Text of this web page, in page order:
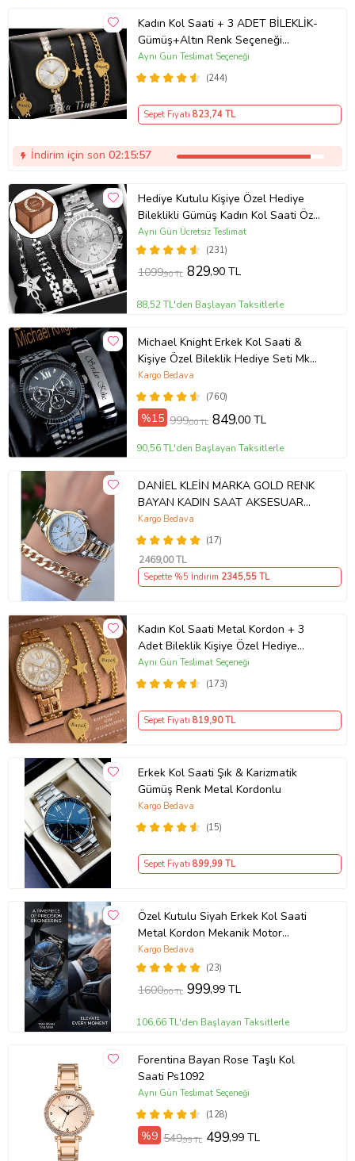
Kadın Kol Saati + 3 ADET BİLEKLİK-
Gümüş+Altın Renk Seçeneği
ayarlanabilir kordon Kadın Kol Saati
BİLEKLİK HEDİYE Altın Renk - Kız
(244)
Aynı Gün Teslimat Seçeneği
Sepet Fiyatı 823,74 TL
İndirim için son 02:15:57
Hediye Kutulu Kişiye Özel Hediye
Bileklikli Gümüş Kadın Kol Saati Özel
Kutusunda (Gümüş)
(231)
Aynı Gün Ücretsiz Teslimat
1099,90 TL 829,90 TL
88,52 TL'den Başlayan Taksitlerle
Michael Knight Erkek Kol Saati &
Kişiye Özel Bileklik Hediye Seti Mk
SiyahİçiGümüş
(760)
Kargo Bedava
%15 999,00 TL 849,00 TL
90,56 TL'den Başlayan Taksitlerle
DANİEL KLEİN MARKA GOLD RENK
BAYAN KADIN SAAT AKSESUAR
BİLEKLİK HEDİYELİ
(17)
Kargo Bedava
2469,00 TL
Sepette %5 İndirim 2345,55 TL
Kadın Kol Saati Metal Kordon + 3
Adet Bileklik Kişiye Özel Hediye
Kadına hediye Kız arkadaşa hediye
(173)
Aynı Gün Teslimat Seçeneği
Sepet Fiyatı 819,90 TL
Erkek Kol Saati Şık & Karizmatik
Gümüş Renk Metal Kordonlu
(15)
Kargo Bedava
Sepet Fiyatı 899,99 TL
Özel Kutulu Siyah Erkek Kol Saati
Metal Kordon Mekanik Motor
Garantili Hediye Kart Notu İle
Gönderilir
(23)
Kargo Bedava
1600,00 TL 999,99 TL
106,66 TL'den Başlayan Taksitlerle
Forentina Bayan Rose Taşlı Kol
Saati Ps1092
(128)
Aynı Gün Teslimat Seçeneği
%9 549,99 TL 499,99 TL